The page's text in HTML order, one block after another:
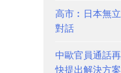
高市︰日本無
對話
中歐官員通話
快提出解決方案